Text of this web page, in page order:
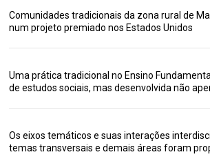
Comunidades tradicionais da zona rural de
num projeto premiado nos Estados Unidos
Uma prática tradicional no Ensino
de estudos sociais, mas desenvolvida não
Os eixos temáticos e suas interações
temas transversais e demais áreas foram